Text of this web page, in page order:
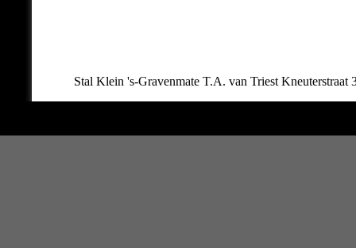
Stal Klein 's-Gravenmate T.A. van Triest